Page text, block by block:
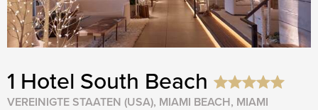
1 Hotel South Beach
VEREINIGTE STAATEN (USA), MIAMI BEACH, MIAMI